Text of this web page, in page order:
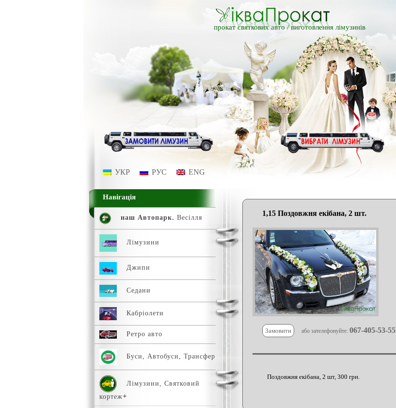
прокат святкових авто /виготовлення лімузинів
УКР РУС ENG
Навігація
наш Автопарк. Весілля
Лімузини
Джипи
Седани
Кабріолети
Ретро авто
Буси, Автобуси, Трансфер
Лімузини, Святковий
кортеж
1,15 Поздовжня екібана, 2 шт.
Замовити або зателефонуйте: 067-405-53-55
Поздовжня екібана, 2 шт, 300 грн.